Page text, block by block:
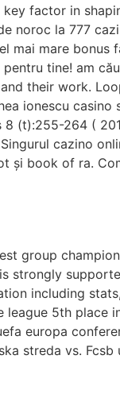
factor in
noroc la 777
mai mare bonus
tine! am
their work.
ionescu casino
8 (t):255-264 (
cazino
și book of ra.
group
strongly
including
league 5th place
europa
streda vs. Fcsb